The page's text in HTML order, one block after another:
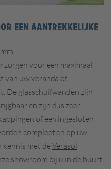
EEN AANTREKKELIJKE
voor een maximaal
van uw veranda of
De glasschuifwanden zijn
en zijn dus zeer
of een ingesloten
compleet en op uw
kennis met deVerasol
showroom bij u in de buurt.